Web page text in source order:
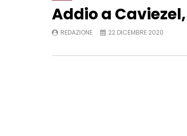
Addio a
REDAZIONE 22 DICEMBRE 2020